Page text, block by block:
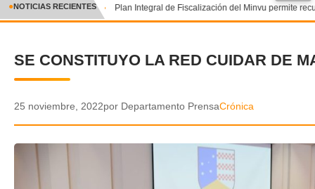
CRÓNICA
DEPORTES
POLICIAL
✕
●NOTICIAS RECIENTES Plan Integral de Fiscalización del Minvu permite
SE CONSTITUYO LA RED CUIDAR DE
25 noviembre, 2022por Departamento PrensaCrónica